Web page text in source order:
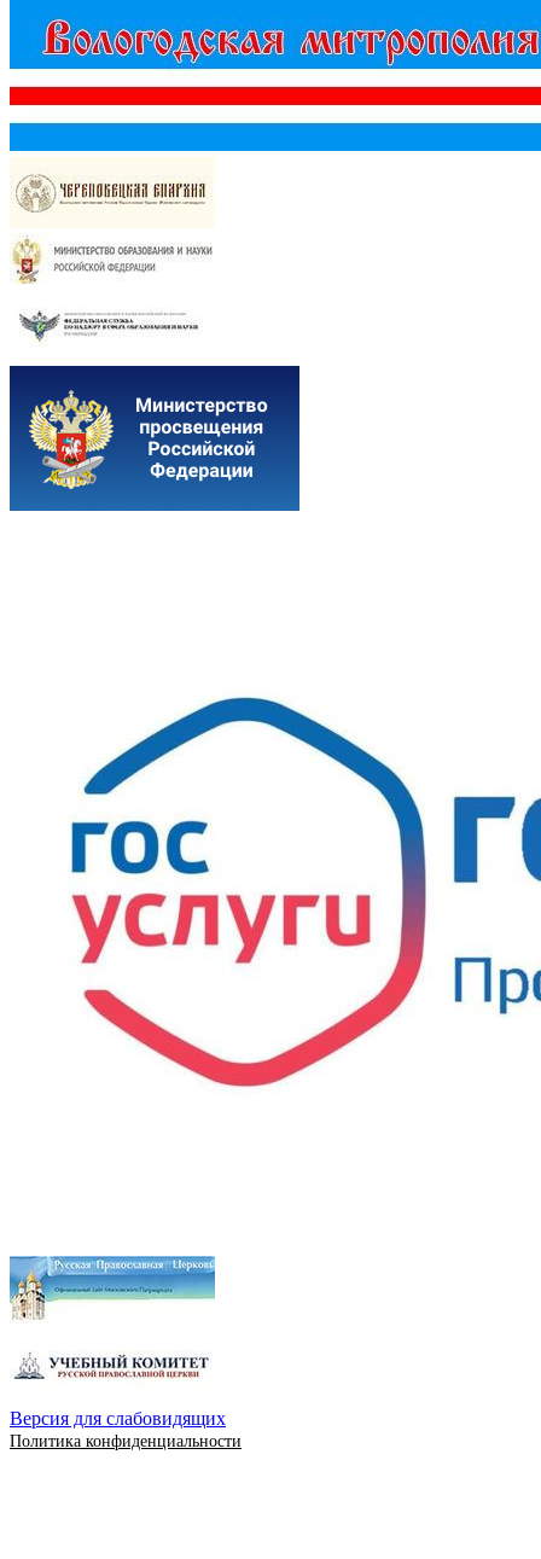
Версия для слабовидящих
Политика конфиденциальности